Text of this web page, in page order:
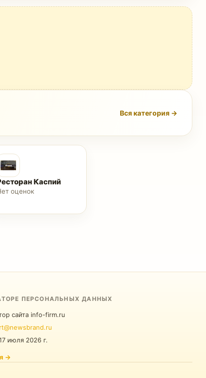
Вся категория →
Каспий
оценок
ПЕРСОНАЛЬНЫХ ДАННЫХ
сайта info-firm.ru
июля 2026 г.
→